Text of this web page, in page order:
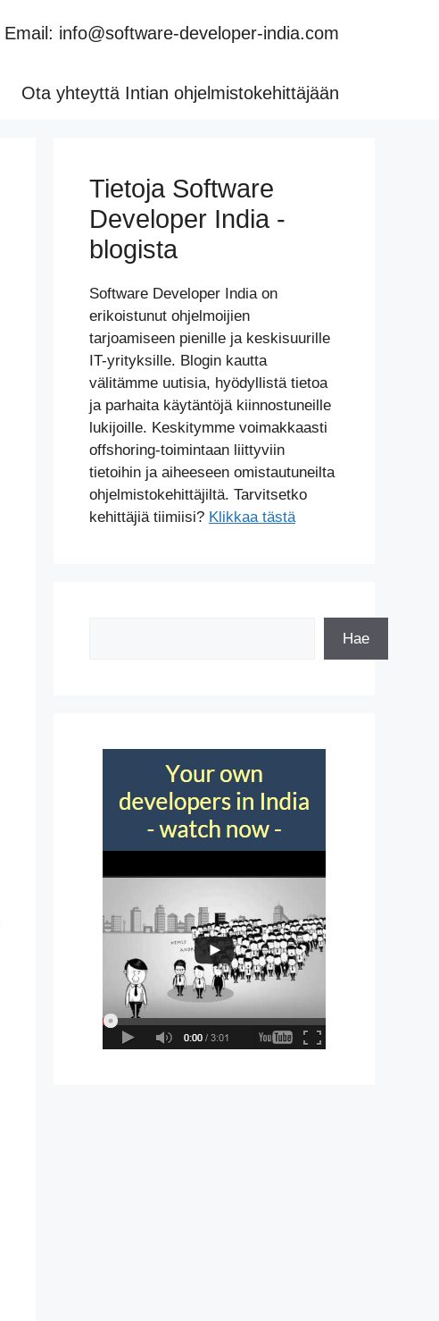
Email: info@software-developer-india.com
Ota yhteyttä Intian ohjelmistokehittäjään
Tietoja Software
Developer India -
blogista
Software Developer India on
erikoistunut ohjelmoijien
tarjoamiseen pienille ja keskisuurille
IT-yrityksille. Blogin kautta
välitämme uutisia, hyödyllistä tietoa
ja parhaita käytäntöjä kiinnostuneille
lukijoille. Keskitymme voimakkaasti
offshoring-toimintaan liittyviin
tietoihin ja aiheeseen omistautuneilta
ohjelmistokehittäjiltä. Tarvitsetko
kehittäjiä tiimiisi? Klikkaa tästä
Hae